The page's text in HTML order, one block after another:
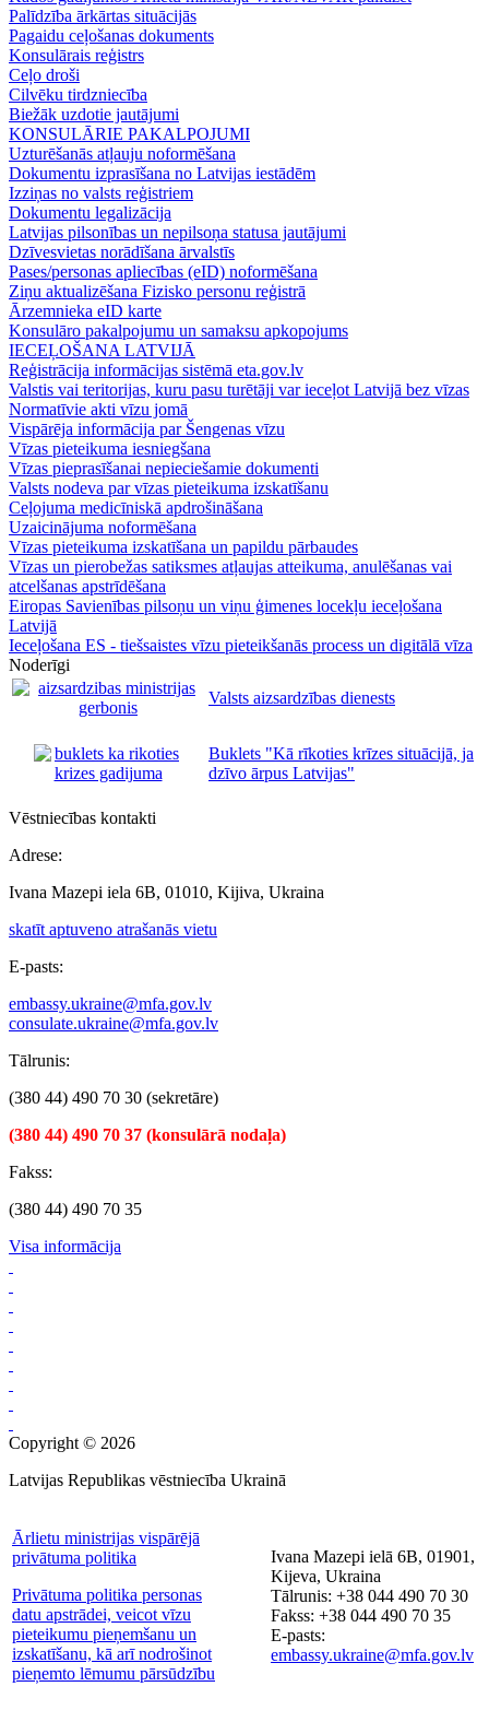
Palīdzība ārkārtas situācijās
Pagaidu ceļošanas dokuments
Konsulārais reģistrs
Ceļo droši
Cilvēku tirdzniecība
Biežāk uzdotie jautājumi
KONSULĀRIE PAKALPOJUMI
Uzturēšanās atļauju noformēšana
Dokumentu izprasīšana no Latvijas iestādēm
Izziņas no valsts reģistriem
Dokumentu legalizācija
Latvijas pilsonības un nepilsoņa statusa jautājumi
Dzīvesvietas norādīšana ārvalstīs
Pases/personas apliecības (eID) noformēšana
Ziņu aktualizēšana Fizisko personu reģistrā
Ārzemnieka eID karte
Konsulāro pakalpojumu un samaksu apkopojums
IECEĻOŠANA LATVIJĀ
Reģistrācija informācijas sistēmā eta.gov.lv
Valstis vai teritorijas, kuru pasu turētāji var ieceļot Latvijā bez vīzas
Normatīvie akti vīzu jomā
Vispārēja informācija par Šengenas vīzu
Vīzas pieteikuma iesniegšana
Vīzas pieprasīšanai nepieciešamie dokumenti
Valsts nodeva par vīzas pieteikuma izskatīšanu
Ceļojuma medicīniskā apdrošināšana
Uzaicinājuma noformēšana
Vīzas pieteikuma izskatīšana un papildu pārbaudes
Vīzas un pierobežas satiksmes atļaujas atteikuma, anulēšanas vai
atcelšanas apstrīdēšana
Eiropas Savienības pilsoņu un viņu ģimenes locekļu ieceļošana
Latvijā
Ieceļošana ES - tiešsaistes vīzu pieteikšanās process un digitālā vīza
Noderīgi
Valsts aizsardzības dienests
Buklets "Kā rīkoties krīzes situācijā, ja
dzīvo ārpus Latvijas"
Vēstniecības kontakti
Adrese:
Ivana Mazepi iela 6B, 01010, Kijiva, Ukraina
skatīt aptuveno atrašanās vietu
E-pasts:
embassy.ukraine@mfa.gov.lv
consulate.ukraine@mfa.gov.lv
Tālrunis:
(380 44) 490 70 30 (sekretāre)
(380 44) 490 70 37 (konsulārā nodaļa)
Fakss:
(380 44) 490 70 35
Visa informācija
Copyright © 2026
Latvijas Republikas vēstniecība Ukrainā
Ārlietu ministrijas vispārējā
privātuma politika
Privātuma politika personas
datu apstrādei, veicot vīzu
pieteikumu pieņemšanu un
izskatīšanu, kā arī nodrošinot
pieņemto lēmumu pārsūdzību
Ivana Mazepi ielā 6B, 01901,
Kijeva, Ukraina
Tālrunis: +38 044 490 70 30
Fakss: +38 044 490 70 35
E-pasts:
embassy.ukraine@mfa.gov.lv